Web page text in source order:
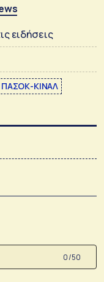
ειδήσεις
ΠΑΣΟΚ-ΚΙΝΑΛ
0 /50